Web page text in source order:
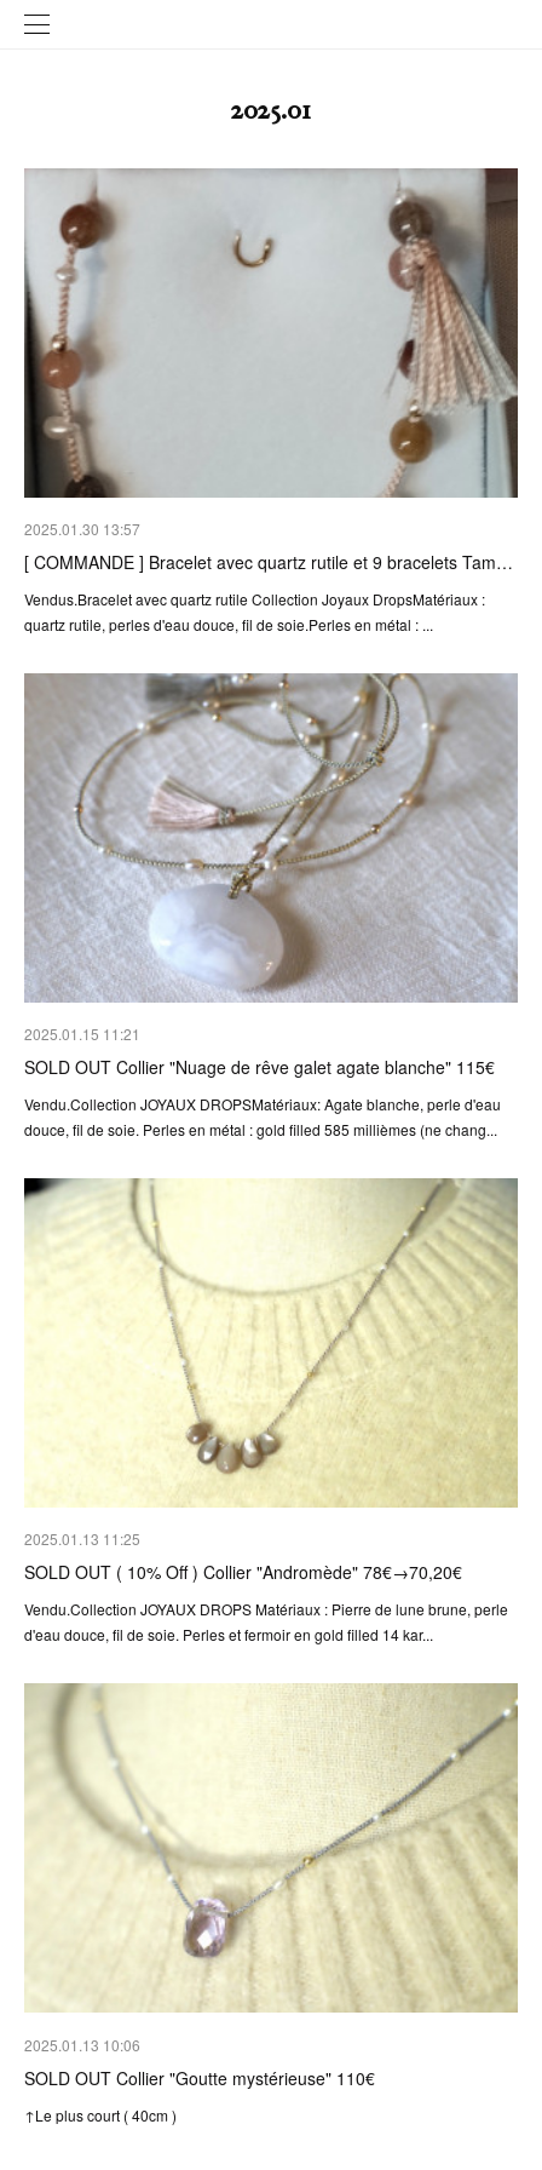
2025.01
2025.01.30 13:57
[ COMMANDE ] Bracelet avec quartz rutile et 9 bracelets Tam…
Vendus.Bracelet avec quartz rutile Collection Joyaux DropsMatériaux :
quartz rutile, perles d'eau douce, fil de soie.Perles en métal : ...
2025.01.15 11:21
SOLD OUT Collier "Nuage de rêve galet agate blanche" 115€
Vendu.Collection JOYAUX DROPSMatériaux: Agate blanche, perle d'eau
douce, fil de soie. Perles en métal : gold filled 585 millièmes (ne chang...
2025.01.13 11:25
SOLD OUT ( 10% Off ) Collier "Andromède" 78€→70,20€
Vendu.Collection JOYAUX DROPS Matériaux : Pierre de lune brune, perle
d'eau douce, fil de soie. Perles et fermoir en gold filled 14 kar...
2025.01.13 10:06
SOLD OUT Collier "Goutte mystérieuse" 110€
↑Le plus court ( 40cm )